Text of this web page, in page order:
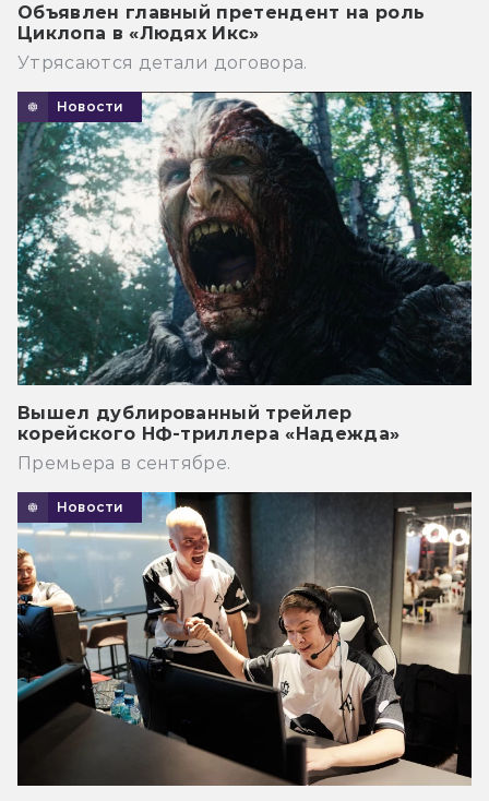
Объявлен главный претендент на роль
Циклопа в «Людях Икс»
Утрясаются детали договора.
Новости
Вышел дублированный трейлер
корейского НФ-триллера «Надежда»
Премьера в сентябре.
Новости